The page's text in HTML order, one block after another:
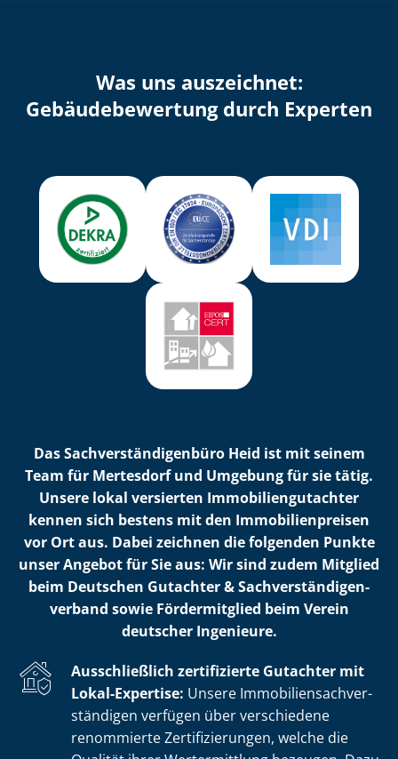
Was uns auszeichnet:
Ge­bäu­de­be­wer­tung durch Experten
Das Sach­ver­stän­di­gen­bü­ro Heid ist mit seinem
Team für Mertesdorf und Umgebung für sie tätig.
Unsere lokal versierten Im­mo­bi­li­en­gut­ach­ter
kennen sich bestens mit den Im­mo­bi­li­en­prei­sen
vor Ort aus. Dabei zeichnen die folgenden Punkte
unser Angebot für Sie aus: Wir sind zudem Mitglied
beim Deutschen Gutachter & Sach­ver­stän­di­gen­
ver­band sowie Fördermitglied beim Verein
deutscher Ingenieure.
Ausschließlich zertifizierte Gutachter mit
Lokal-Expertise: Unsere Im­mo­bi­li­en­sach­ver­
stän­di­gen verfügen über verschiedene
renommierte Zer­ti­fi­zie­run­gen, welche die